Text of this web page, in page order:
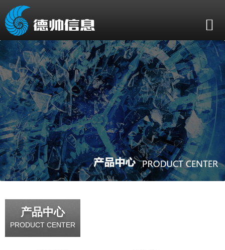
产品中心
PRODUCT CENTER